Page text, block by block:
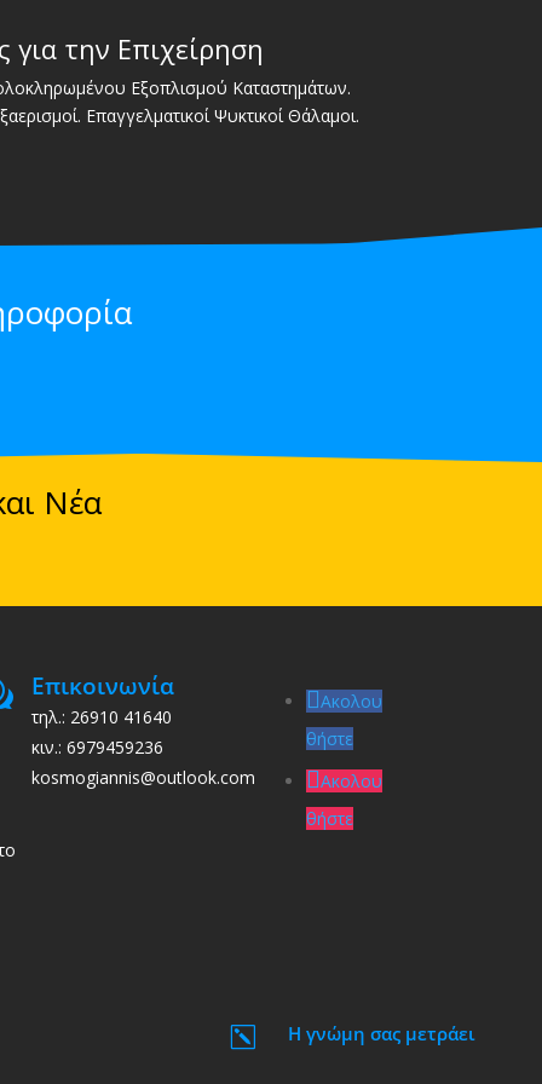
για την Επιχείρηση
Εξοπλισμού Καταστημάτων.
Επαγγελματικοί Ψυκτικοί Θάλαμοι.
Νέα
Επικοινωνία
τηλ.: 26910 41640
κιν.: 6979459236
kosmogiannis@outlook.com
Ακολου
θήστε
Ακολου
θήστε
k Η γνώμη σας μετράει